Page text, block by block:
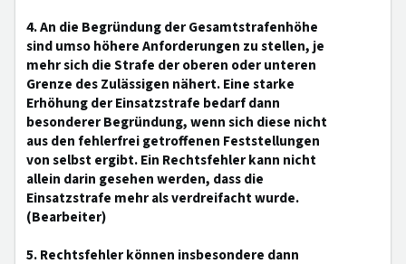
4. An die Begründung der Gesamtstrafenhöhe
sind umso höhere Anforderungen zu stellen, je
mehr sich die Strafe der oberen oder unteren
Grenze des Zulässigen nähert. Eine starke
Erhöhung der Einsatzstrafe bedarf dann
besonderer Begründung, wenn sich diese nicht
aus den fehlerfrei getroffenen Feststellungen
von selbst ergibt. Ein Rechtsfehler kann nicht
allein darin gesehen werden, dass die
Einsatzstrafe mehr als verdreifacht wurde.
(Bearbeiter)
5. Rechtsfehler können insbesondere dann